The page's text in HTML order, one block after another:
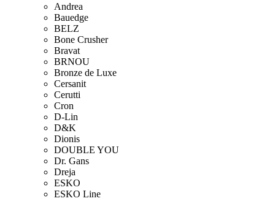
Andrea
Bauedge
BELZ
Bone Crusher
Bravat
BRNOU
Bronze de Luxe
Cersanit
Cerutti
Cron
D-Lin
D&K
Dionis
DOUBLE YOU
Dr. Gans
Dreja
ESKO
ESKO Line